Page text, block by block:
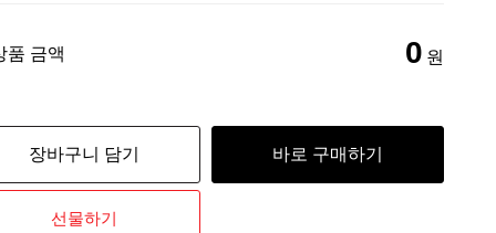
품 금액 0 원
장바구니 담기 바로 구매하기
선물하기